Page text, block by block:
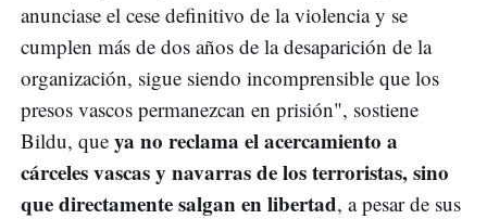
anunciase el cese definitivo de la violencia y se
cumplen más de dos años de la desaparición de la
organización, sigue siendo incomprensible que los
presos vascos permanezcan en prisión", sostiene
Bildu, que ya no reclama el acercamiento a
cárceles vascas y navarras de los terroristas, sino
que directamente salgan en libertad, a pesar de sus